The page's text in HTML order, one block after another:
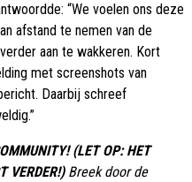
“We voelen ons deze
afstand te nemen van de
aan te wakkeren. Kort
met screenshots van
Daarbij schreef
(LET OP: HET
VERDER!) Breek door de